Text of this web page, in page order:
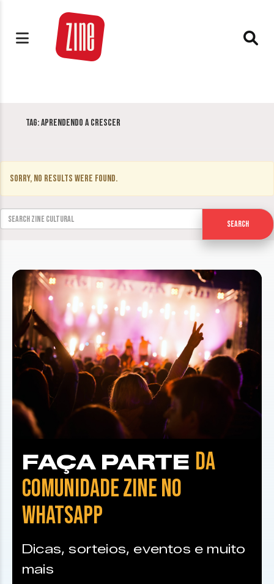
Tag:Aprendendo a Crescer
Sorry, no results were found.
Search for:
Search
FAÇA PARTE DA
COMUNIDADE ZINE NO
WHATSAPP
Dicas, sorteios, eventos e muito
mais